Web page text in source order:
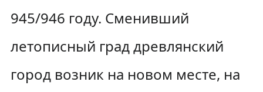
945/946 году. Сменивший
летописный град древлянский
город возник на новом месте, на